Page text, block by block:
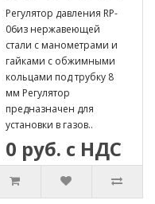
Регулятор давления RP-
06из нержавеющей
стали с манометрами и
гайками с обжимными
кольцами под трубку 8
мм Регулятор
предназначен для
установки в газов..
0 руб. с НДС